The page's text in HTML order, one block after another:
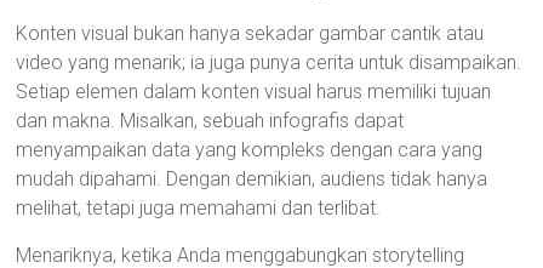
Konten visual bukan hanya sekadar gambar cantik atau
video yang menarik; ia juga punya cerita untuk disampaikan.
Setiap elemen dalam konten visual harus memiliki tujuan
dan makna. Misalkan, sebuah infografis dapat
menyampaikan data yang kompleks dengan cara yang
mudah dipahami. Dengan demikian, audiens tidak hanya
melihat, tetapi juga memahami dan terlibat.
Menariknya, ketika Anda menggabungkan storytelling